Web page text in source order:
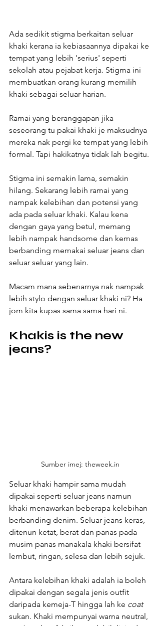
Ada sedikit stigma berkaitan seluar
khaki kerana ia kebiasaannya dipakai ke
tempat yang lebih 'serius' seperti
sekolah atau pejabat kerja. Stigma ini
membuatkan orang kurang memilih
khaki sebagai seluar harian.
Ramai yang beranggapan jika
seseorang tu pakai khaki je maksudnya
mereka nak pergi ke tempat yang lebih
formal. Tapi hakikatnya tidak lah begitu.
Stigma ini semakin lama, semakin
hilang. Sekarang lebih ramai yang
nampak kelebihan dan potensi yang
ada pada seluar khaki. Kalau kena
dengan gaya yang betul, memang
lebih nampak handsome dan kemas
berbanding memakai seluar jeans dan
seluar seluar yang lain.
Macam mana sebenarnya nak nampak
lebih stylo dengan seluar khaki ni? Ha
jom kita kupas sama sama hari ni.
Khakis is the new
jeans?
Sumber imej: theweek.in
Seluar khaki hampir sama mudah
dipakai seperti seluar jeans namun
khaki menawarkan beberapa kelebihan
berbanding denim. Seluar jeans keras,
ditenun ketat, berat dan panas pada
musim panas manakala khaki bersifat
lembut, ringan, selesa dan lebih sejuk.
Antara kelebihan khaki adalah ia boleh
dipakai dengan segala jenis outfit
daripada kemeja-T hingga lah ke coat
sukan. Khaki mempunyai warna neutral,